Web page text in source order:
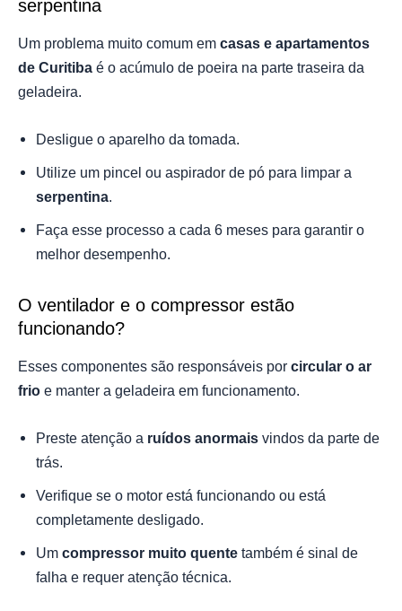
serpentina
Um problema muito comum em casas e apartamentos
de Curitiba é o acúmulo de poeira na parte traseira da
geladeira.
Desligue o aparelho da tomada.
Utilize um pincel ou aspirador de pó para limpar a
serpentina.
Faça esse processo a cada 6 meses para garantir o
melhor desempenho.
O ventilador e o compressor estão
funcionando?
Esses componentes são responsáveis por circular o ar
frio e manter a geladeira em funcionamento.
Preste atenção a ruídos anormais vindos da parte de
trás.
Verifique se o motor está funcionando ou está
completamente desligado.
Um compressor muito quente também é sinal de
falha e requer atenção técnica.